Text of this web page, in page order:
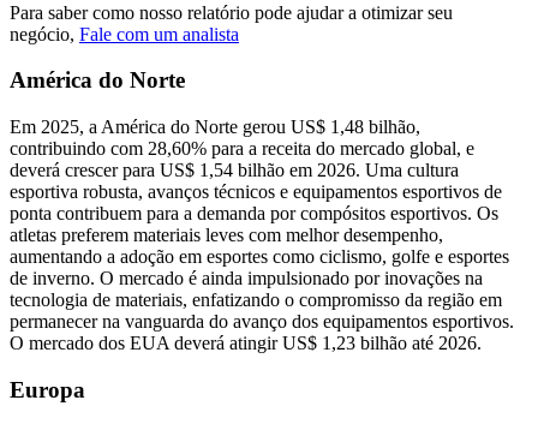
Para saber como nosso relatório pode ajudar a otimizar seu
negócio, Fale com um analista
América do Norte
Em 2025, a América do Norte gerou US$ 1,48 bilhão,
contribuindo com 28,60% para a receita do mercado global, e
deverá crescer para US$ 1,54 bilhão em 2026. Uma cultura
esportiva robusta, avanços técnicos e equipamentos esportivos de
ponta contribuem para a demanda por compósitos esportivos. Os
atletas preferem materiais leves com melhor desempenho,
aumentando a adoção em esportes como ciclismo, golfe e esportes
de inverno. O mercado é ainda impulsionado por inovações na
tecnologia de materiais, enfatizando o compromisso da região em
permanecer na vanguarda do avanço dos equipamentos esportivos.
O mercado dos EUA deverá atingir US$ 1,23 bilhão até 2026.
Europa